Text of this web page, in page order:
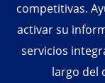
competitivas.
activar su
servicios
largo del